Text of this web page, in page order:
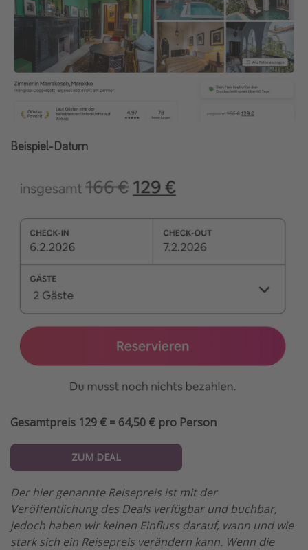
Beispiel-Datum
Gesamtpreis 129 € = 64,50 € pro Person
ZUM DEAL
Der hier genannte Reisepreis ist mit der
Veröffentlichung des Deals verfügbar und buchbar,
jedoch haben wir keinen Einfluss darauf, wann und wie
stark sich ein Reisepreis verändern kann. Wenn die